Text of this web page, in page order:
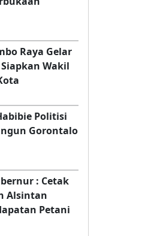
Pengukuhan
Raya Gelar
Wakil
Politisi
Gorontalo
: Cetak
Alsintan